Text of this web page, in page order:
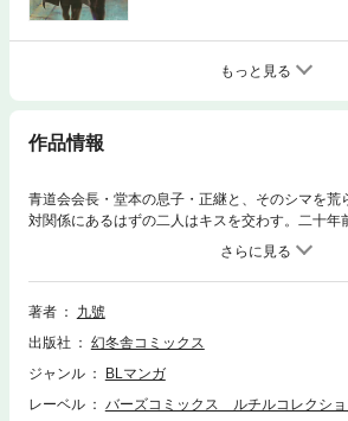
もっと見る
作品情報
青道会会長・堂本の息子・正継と、そのシマを荒
対関係にあるはずの二人はキスを交わす。二十
に引き取られた美しき姉弟・緋沙子と零児を大切
優しい眼差しに、零児は……!?
著者
九號
出版社
幻冬舎コミックス
ジャンル
BLマンガ
レーベル
バーズコミックス ルチルコレクショ